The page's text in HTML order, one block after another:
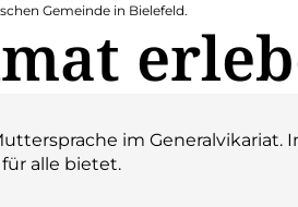
Gemeinde in Bielefeld.
im Generalvikariat.
alle bietet.